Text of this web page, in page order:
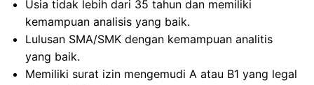
Usia tidak lebih dari 35 tahun dan memiliki
kemampuan analisis yang baik.
Lulusan SMA/SMK dengan kemampuan analitis
yang baik.
Memiliki surat izin mengemudi A atau B1 yang legal